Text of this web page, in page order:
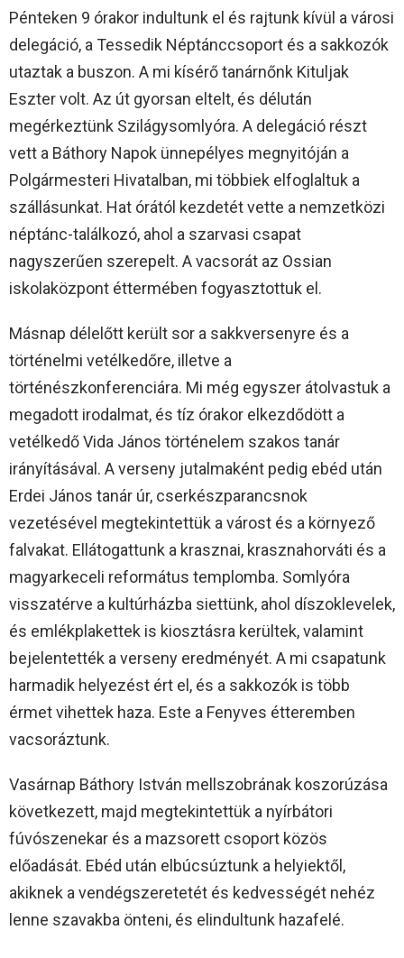
Pénteken 9 órakor indultunk el és rajtunk kívül a városi
delegáció, a Tessedik Néptánccsoport és a sakkozók
utaztak a buszon. A mi kísérő tanárnőnk Kituljak
Eszter volt. Az út gyorsan eltelt, és délután
megérkeztünk Szilágysomlyóra. A delegáció részt
vett a Báthory Napok ünnepélyes megnyitóján a
Polgármesteri Hivatalban, mi többiek elfoglaltuk a
szállásunkat. Hat órától kezdetét vette a nemzetközi
néptánc-találkozó, ahol a szarvasi csapat
nagyszerűen szerepelt. A vacsorát az Ossian
iskolaközpont éttermében fogyasztottuk el.
Másnap délelőtt került sor a sakkversenyre és a
történelmi vetélkedőre, illetve a
történészkonferenciára. Mi még egyszer átolvastuk a
megadott irodalmat, és tíz órakor elkezdődött a
vetélkedő Vida János történelem szakos tanár
irányításával. A verseny jutalmaként pedig ebéd után
Erdei János tanár úr, cserkészparancsnok
vezetésével megtekintettük a várost és a környező
falvakat. Ellátogattunk a krasznai, krasznahorváti és a
magyarkeceli református templomba. Somlyóra
visszatérve a kultúrházba siettünk, ahol díszoklevelek,
és emlékplakettek is kiosztásra kerültek, valamint
bejelentették a verseny eredményét. A mi csapatunk
harmadik helyezést ért el, és a sakkozók is több
érmet vihettek haza. Este a Fenyves étteremben
vacsoráztunk.
Vasárnap Báthory István mellszobrának koszorúzása
következett, majd megtekintettük a nyírbátori
fúvószenekar és a mazsorett csoport közös
előadását. Ebéd után elbúcsúztunk a helyiektől,
akiknek a vendégszeretetét és kedvességét nehéz
lenne szavakba önteni, és elindultunk hazafelé.